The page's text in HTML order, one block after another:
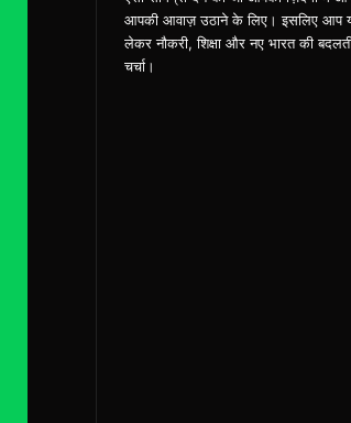
आपकी आवाज़ उठाने के लिए। इसलिए आप
लेकर नौकरी, शिक्षा और नए भारत की
चर्चा।